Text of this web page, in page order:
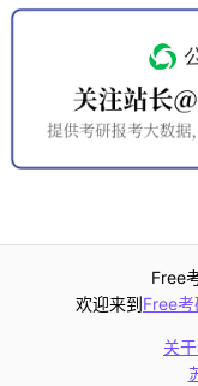
Free
欢迎来到Free
关